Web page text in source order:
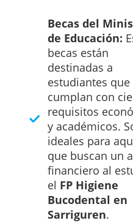
Becas del
de Educación:
becas están
destinadas a
estudiantes que
cumplan con
requisitos
y académicos.
ideales para
que buscan un
financiero al
el FP Higiene
Bucodental en
Sarriguren.